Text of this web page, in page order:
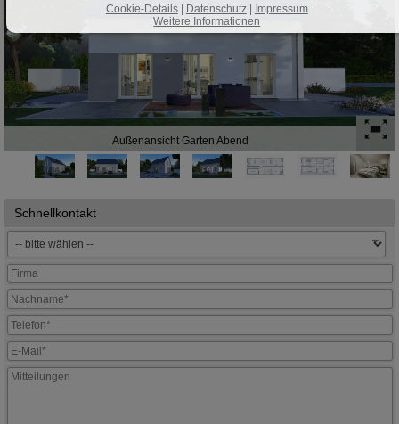
Außenansicht Garten Abend
Schnellkontakt
Cookie-Details| Datenschutz|
Impressum
Weitere Informationen